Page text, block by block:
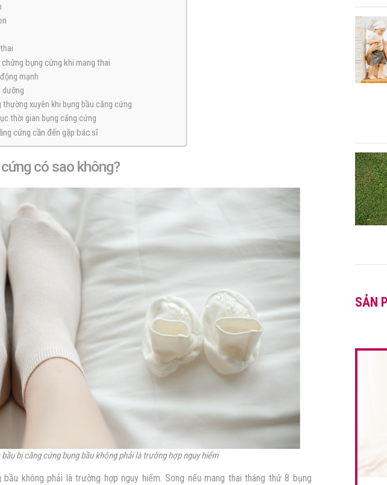
bụng cứng khi mang thai
mạnh
dưỡng
thường xuyên khi bụng bầu căng cứng
thời gian bụng căng cứng
cứng cần đến gặp bác sĩ
có sao không?
bầu bị căng cứng bụng bầu không phải là trường hợp nguy hiểm
không phải là trường hợp nguy hiểm. Song nếu mang thai tháng thứ 8 bụng
SẢN